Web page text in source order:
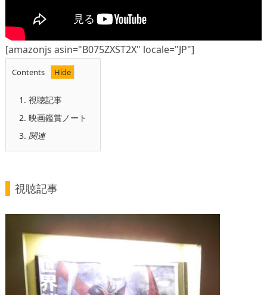
[amazonjs asin="B075ZXST2X" locale="JP"]
Contents
1. 視聴記事
2. 映画鑑賞ノート
3. 関連
視聴記事